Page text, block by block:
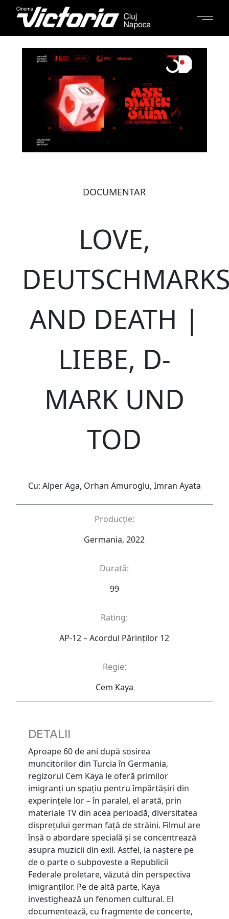
DOCUMENTAR
LOVE,
AND DEATH |
LIEBE, D-
MARK UND
TOD
Cu: Alper Aga, Orhan Amuroglu, Imran Ayata
Producție:
Germania, 2022
Durată:
99
Rating:
AP-12 – Acordul Părinţilor 12
Regie:
Cem Kaya
DETALII
Aproape 60 de ani după sosirea
muncitorilor din Turcia în Germania,
regizorul Cem Kaya le oferă primilor
imigranți un spațiu pentru împărtășiri din
experințele lor – în paralel, el arată, prin
materiale TV din acea perioadă, diversitatea
disprețului german față de străini. Filmul are
însă o abordare specială și se concentrează
asupra muzicii din exil. Astfel, ia naștere pe
de o parte o subpoveste a Republicii
Federale proletare, văzută din perspectiva
imigranților. Pe de altă parte, Kaya
investighează un fenomen cultural. El
documentează, cu fragmente de concerte,